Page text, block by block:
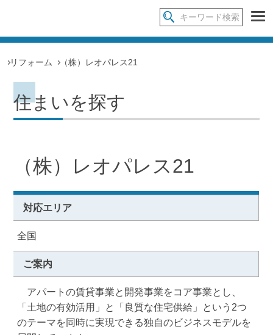
リフォーム （株）レオパレス21
住まいを探す
（株）レオパレス21
対応エリア
全国
ご案内
アパートの賃貸事業と開発事業をコア事業とし、
「土地の有効活用」と「良質な住宅供給」という2つ
のテーマを同時に実現できる独自のビジネスモデルを